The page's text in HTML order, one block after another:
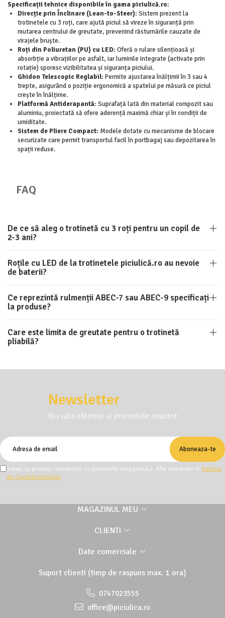
Specificații tehnice disponibile în gama piciulică.ro:
Direcție prin Înclinare (Lean-to-Steer): Sistem prezent la
trotinetele cu 3 roți, care ajută piciul să vireze în siguranță prin
mutarea centrului de greutate, prevenind răsturnările cauzate de
virajele bruște.
Roți din Poliuretan (PU) cu LED: Oferă o rulare silențioasă și
absorbție a vibrațiilor pe asfalt, iar luminile integrate (activate prin
rotație) sporesc vizibilitatea și siguranța piciului.
Ghidon Telescopic Reglabil: Permite ajustarea înălțimii în 3 sau 4
trepte, asigurând o poziție ergonomică a spatelui pe măsură ce piciul
crește în înălțime.
Platformă Antiderapantă: Suprafață lată din material compozit sau
aluminiu, proiectată să ofere aderență maximă chiar și în condiții de
umiditate.
Sistem de Pliere Compact: Modele dotate cu mecanisme de blocare
securizate care permit transportul facil în portbagaj sau depozitarea în
spații reduse.
FAQ
De ce să aleg o trotinetă cu 3 roți pentru un copil de
2-3 ani?
Roțile cu LED de la trotinetele piciulică.ro au nevoie
de baterii?
Ce reprezintă rulmenții ABEC-7 sau ABEC-9 specificați
la produse?
Care este limita de greutate pentru o trotinetă
pliabilă?
Newsletter
Nu rata ofertele si promotiile noastre
Vreau sa primesc newsletter cu promotiile magazinului. Afla mai multe in Politica
de Confidentialitate.
MAGAZINUL MEU
CLIENTI
Date comerciale
Suport clienti (timp de raspuns max. 1 ora)
0747023555
office@piciulica.ro